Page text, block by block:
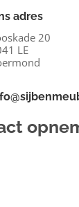
adres
20
LE